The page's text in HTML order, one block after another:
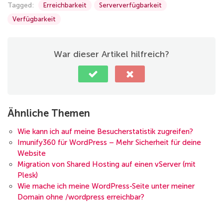
Tagged: Erreichbarkeit
Serververfügbarkeit
Verfügbarkeit
War dieser Artikel hilfreich?
Ähnliche Themen
Wie kann ich auf meine Besucherstatistik zugreifen?
Imunify360 für WordPress – Mehr Sicherheit für deine
Website
Migration von Shared Hosting auf einen vServer (mit
Plesk)
Wie mache ich meine WordPress-Seite unter meiner
Domain ohne /wordpress erreichbar?